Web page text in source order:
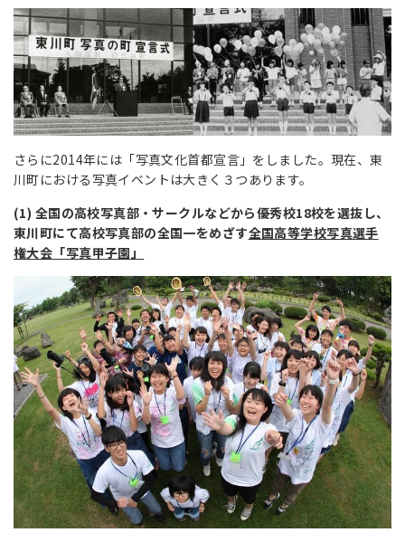
さらに2014年には「写真文化首都宣言」をしました。現在、東
川町における写真イベントは大きく３つあります。
(1) 全国の高校写真部・サークルなどから優秀校18校を選抜し、
東川町にて高校写真部の全国一をめざす全国高等学校写真選手
権大会「写真甲子園」